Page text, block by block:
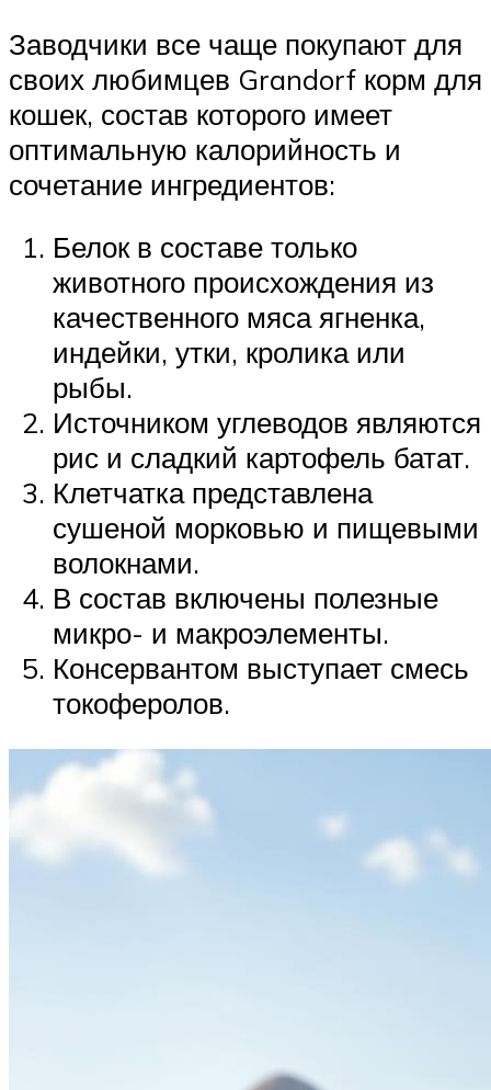
Заводчики все чаще покупают для
своих любимцев Grandorf корм для
кошек, состав которого имеет
оптимальную калорийность и
сочетание ингредиентов:
Белок в составе только
животного происхождения из
качественного мяса ягненка,
индейки, утки, кролика или
рыбы.
Источником углеводов являются
рис и сладкий картофель батат.
Клетчатка представлена
сушеной морковью и пищевыми
волокнами.
В состав включены полезные
микро- и макроэлементы.
Консервантом выступает смесь
токоферолов.